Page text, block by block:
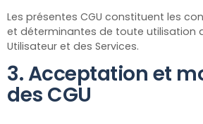
Les présentes CGU constituent les
et déterminantes de toute utilisation
Utilisateur et des Services.
3. Acceptation et
des CGU